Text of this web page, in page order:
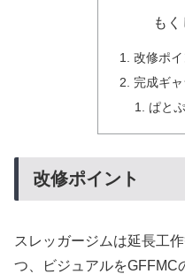
もく
改修ポイ
完成ギ
ぱと
改修ポイント
スレッガージムは延長工
つ、ビジュアルをGFFMC